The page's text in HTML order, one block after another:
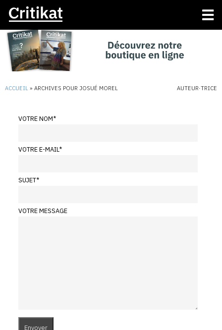
ACCUEIL » ARCHIVES POUR JOSUÉ MOREL AUTEUR·TRICE
VOTRE NOM*
VOTRE E-MAIL*
SUJET*
VOTRE MESSAGE